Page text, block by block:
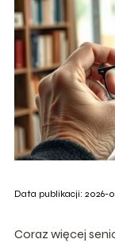
Data publikacji: 2026-
Coraz więcej